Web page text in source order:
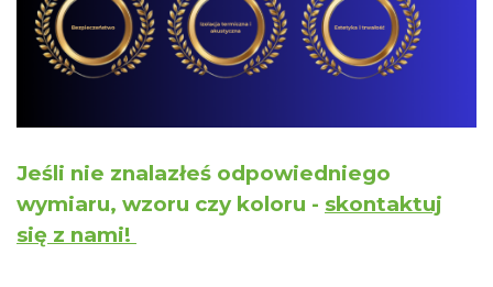
Jeśli nie znalazłeś odpowiedniego
wymiaru, wzoru czy koloru - skontaktuj
się z nami!